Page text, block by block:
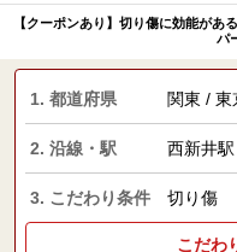
【クーポンあり】切り傷に効能があ
パ
1. 都道府県 関東 / 東
2. 沿線・駅 西新井駅
3. こだわり条件 切り傷
こだわ